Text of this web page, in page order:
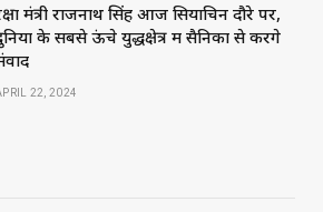
मंत्री राजनाथ सिंह आज सियाचिन दौरे पर,
के सबसे ऊंचे युद्धक्षेत्र में सैनिकों से करेंगे
22, 2024